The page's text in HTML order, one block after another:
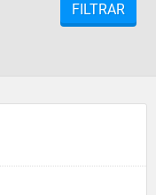
FILTRAR